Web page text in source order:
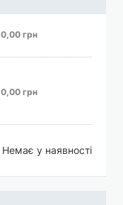
0,00 грн
0,00 грн
Немає у наявності